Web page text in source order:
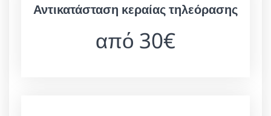
Αντικατάσταση κεραίας τηλεόρασης
από 30€